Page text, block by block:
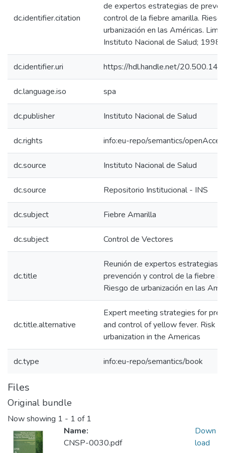
dc.identifier.citation
de expertos estrategias de
control de la fiebre amarilla.
urbanización en las Américas. Lima:
Instituto Nacional de Salud; 1998.
dc.identifier.uri https://hdl.handle.net/
dc.language.iso spa
dc.publisher Instituto Nacional de Salud
dc.rights info:eu-repo/semantics/
dc.source Instituto Nacional de Salud
dc.source Repositorio Institucional - INS
dc.subject Fiebre Amarilla
dc.subject Control de Vectores
dc.title
Reunión de expertos estrategias
prevención y control de la fiebre
Riesgo de urbanización en las
dc.title.alternative
Expert meeting strategies for
and control of yellow fever. Risk of
urbanization in the Americas
dc.type info:eu-repo/semantics/book
Files
Original bundle
Now showing 1 - 1 of 1
Name:
CNSP-0030.pdf
Down
load